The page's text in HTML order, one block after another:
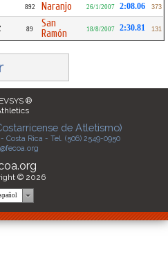
892 Naranjo 26/1/2007 2:08.06 373
89
San
Ramón
18/8/2007 2:30.81 131
®
de Atletismo)
Costa Rica - Tel. (506) 2549-0950
© 2026